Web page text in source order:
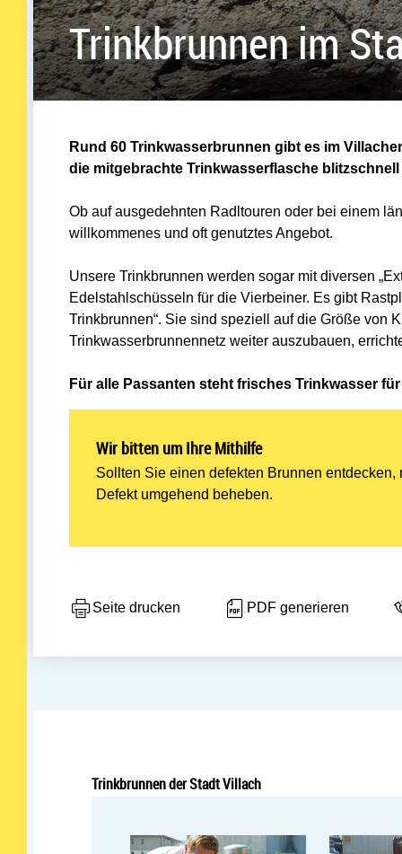
Trinkbrunnen im
Rund 60 Trinkwasserbrunnen gibt es im
die mitgebrachte Trinkwasserflasche
Ob auf ausgedehnten Radltouren oder bei einem
willkommenes und oft genutztes Angebot.
Unsere Trinkbrunnen werden sogar mit diversen
Edelstahlschüsseln für die Vierbeiner. Es gibt
Trinkbrunnen“. Sie sind speziell auf die Größe von
Trinkwasserbrunnennetz weiter auszubauen,
Für alle Passanten steht frisches Trinkwasser
Wir bitten um Ihre Mithilfe
Sollten Sie einen defekten Brunnen
Defekt umgehend beheben.
Seite drucken PDF generieren
Trinkbrunnen der Stadt Villach